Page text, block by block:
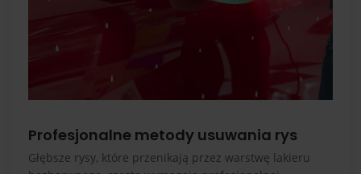
Profesjonalne metody usuwania rys
Głębsze rysy, które przenikają przez warstwę lakieru